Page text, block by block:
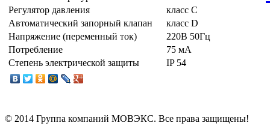
Регулятор давления
класс C
Автоматический запорный клапан
класс D
Напряжение (переменный ток)
220В 50Гц
Потребление
75 мА
Степень электрической защиты
IP 54
© 2014 Группа компаний МОВЭКС. Все права защищены!